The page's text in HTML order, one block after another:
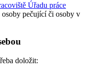
Úřadu práce
pečující či osoby v
doložit: